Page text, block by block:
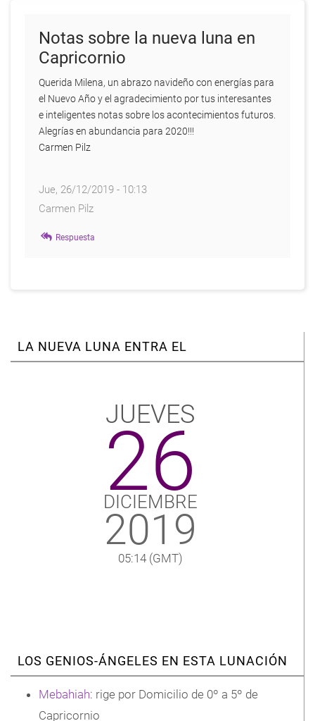
Notas sobre la nueva luna en
Capricornio
Querida Milena, un abrazo navideño con energías para
el Nuevo Año y el agradecimiento por tus interesantes
e inteligentes notas sobre los acontecimientos futuros.
Alegrías en abundancia para 2020!!!
Carmen Pilz
Jue, 26/12/2019 - 10:13
Carmen Pilz
Respuesta
LA NUEVA LUNA ENTRA EL
JUEVES
26
DICIEMBRE
2019
05:14 (GMT)
LOS GENIOS-ÁNGELES EN ESTA LUNACIÓN
Mebahiah: rige por Domicilio de 0º a 5º de
Capricornio